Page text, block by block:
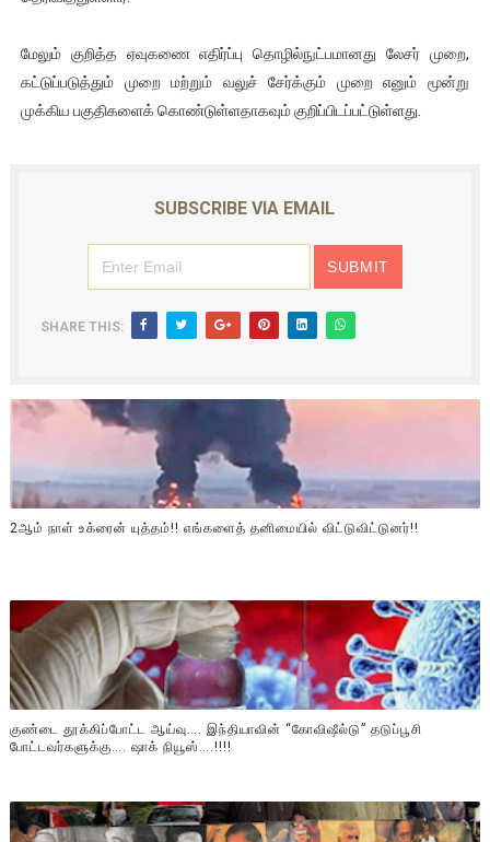
மேலும் குறித்த ஏவுகணை எதிர்ப்பு தொழில்நுட்பமானது லேசர் முறை,
கட்டுப்படுத்தும் முறை மற்றும் வலுச் சேர்க்கும் முறை எனும் மூன்று
முக்கிய பகுதிகளைக் கொண்டுள்ளதாகவும் குறிப்பிடப்பட்டுள்ளது.
SUBSCRIBE VIA EMAIL
SHARE THIS:
2ஆம் நாள் உக்ரைன் யுத்தம்!! எங்களைத் தனிமையில் விட்டுவிட்டுனர்!!
குண்டை தூக்கிப்போட்ட ஆய்வு…. இந்தியாவின் “கோவிஷீல்டு” தடுப்பூசி
போட்டவர்களுக்கு…. ஷாக் நியூஸ்….!!!!